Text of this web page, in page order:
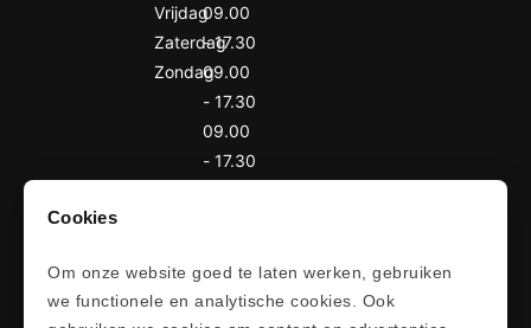
Cookies
Om onze website goed te laten werken, gebruiken
we functionele en analytische cookies. Ook
Vrijdag
Zaterdag
Zondag
09.00
- 17.30
09.00
- 17.30
09.00
- 17.30
Navigatie